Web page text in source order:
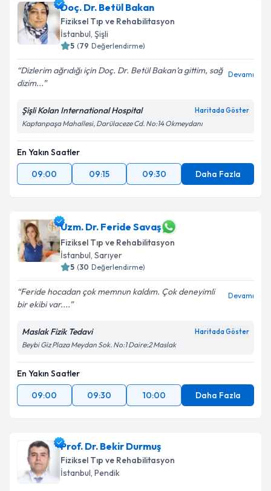
Doç. Dr. Betül Bakan
Fiziksel Tıp ve Rehabilitasyon
İstanbul, Şişli
5 (79 Değerlendirme)
Dizlerim ağrıdığı için Doç. Dr. Betül Bakan’a gittim, sağ
dizim...
Devamı
Şişli Kolan International Hospital Haritada Göster
Kaptanpaşa Mahallesi, Darülaceze Cd. No:14 Okmeydanı
En Yakın Saatler
09:00
09:15 09:30 Daha Fazla
Uzm. Dr. Feride Savaş
Fiziksel Tıp ve Rehabilitasyon
İstanbul, Sarıyer
5 (30 Değerlendirme)
Feride hocadan çok memnun kaldım. Çok deneyimli
bir ekibi var....
Devamı
Maslak Fizik Tedavi Haritada Göster
Beybi Giz Plaza Meydan Sok. No:1 Daire:2 Maslak
En Yakın Saatler
09:00
09:30 10:00 Daha Fazla
Prof. Dr. Bekir Durmuş
Fiziksel Tıp ve Rehabilitasyon
İstanbul, Pendik